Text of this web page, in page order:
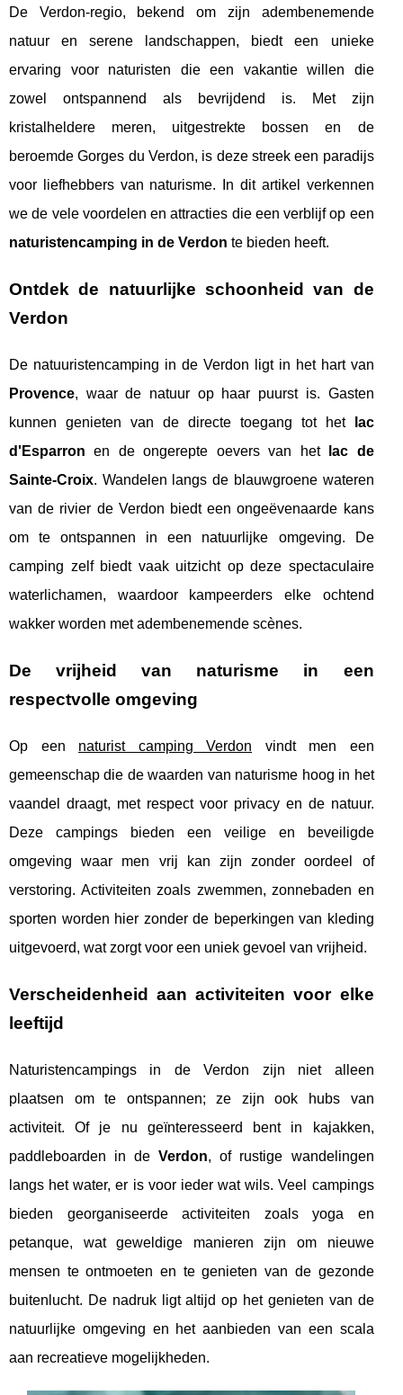
De Verdon-regio, bekend om zijn adembenemende
natuur en serene landschappen, biedt een unieke
ervaring voor naturisten die een vakantie willen die
zowel ontspannend als bevrijdend is. Met zijn
kristalheldere meren, uitgestrekte bossen en de
beroemde Gorges du Verdon, is deze streek een paradijs
voor liefhebbers van naturisme. In dit artikel verkennen
we de vele voordelen en attracties die een verblijf op een
naturistencamping in de Verdon te bieden heeft.
Ontdek de natuurlijke schoonheid van de
Verdon
De natuuristencamping in de Verdon ligt in het hart van
Provence, waar de natuur op haar puurst is. Gasten
kunnen genieten van de directe toegang tot het
lac
d'Esparron en de ongerepte oevers van het
lac de
Sainte-Croix. Wandelen langs de blauwgroene wateren
van de rivier de Verdon biedt een ongeëvenaarde kans
om te ontspannen in een natuurlijke omgeving. De
camping zelf biedt vaak uitzicht op deze spectaculaire
waterlichamen, waardoor kampeerders elke ochtend
wakker worden met adembenemende scènes.
De vrijheid van naturisme in een
respectvolle omgeving
Op een naturist camping Verdon vindt men een
gemeenschap die de waarden van naturisme hoog in het
vaandel draagt, met respect voor privacy en de natuur.
Deze campings bieden een veilige en beveiligde
omgeving waar men vrij kan zijn zonder oordeel of
verstoring. Activiteiten zoals zwemmen, zonnebaden en
sporten worden hier zonder de beperkingen van kleding
uitgevoerd, wat zorgt voor een uniek gevoel van vrijheid.
Verscheidenheid aan activiteiten voor elke
leeftijd
Naturistencampings in de Verdon zijn niet alleen
plaatsen om te ontspannen; ze zijn ook hubs van
activiteit. Of je nu geïnteresseerd bent in kajakken,
paddleboarden in deVerdon, of rustige wandelingen
langs het water, er is voor ieder wat wils. Veel campings
bieden georganiseerde activiteiten zoals yoga en
petanque, wat geweldige manieren zijn om nieuwe
mensen te ontmoeten en te genieten van de gezonde
buitenlucht. De nadruk ligt altijd op het genieten van de
natuurlijke omgeving en het aanbieden van een scala
aan recreatieve mogelijkheden.